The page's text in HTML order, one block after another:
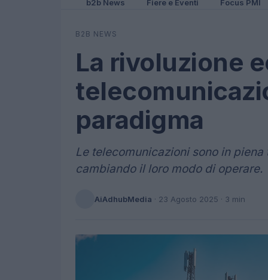
b2b News Fiere e Eventi Focus PMI
B2B NEWS
La rivoluzione
paradigma
Le telecomunicazioni sono in
cambiando il loro modo di operare.
AiAdhubMedia · 23 Agosto 2025 · 3 min